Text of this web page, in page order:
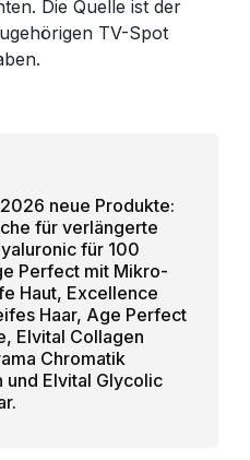
Die Quelle ist der
TV-Spot
neue Produkte:
für verlängerte
für 100
Perfect mit Mikro-
Haut, Excellence
Haar, Age Perfect
Elvital Collagen
Chromatik
und Elvital Glycolic